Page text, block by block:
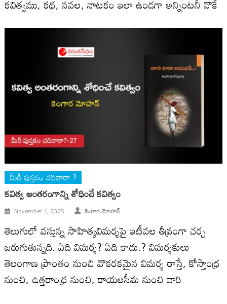
కవిత్వము, కథ, నవల, నాటకం ఇలా ఉండగా అన్నింటనీ వొకే
మీరీ పుస్తకం చదివారా ?
కవిత్వ అంతరంగాన్ని శోధించే కవిత్వం
November 1, 2025 కెంగార మోహన్
తెలుగులో వస్తున్న సాహిత్యవిమర్శపై ఇటీవల తీవ్రంగా చర్చ
జరుగుతున్నది. ఏది విమర్శ? ఏది కాదు.? విమర్శకులు
తెలంగాణ ప్రాంతం నుంచి వొకరకమైన విమర్శ రాస్తే, కోస్తాంధ్ర
నుంచి, ఉత్తరాంధ్ర నుంచి, రాయలసీమ నుంచి వారి